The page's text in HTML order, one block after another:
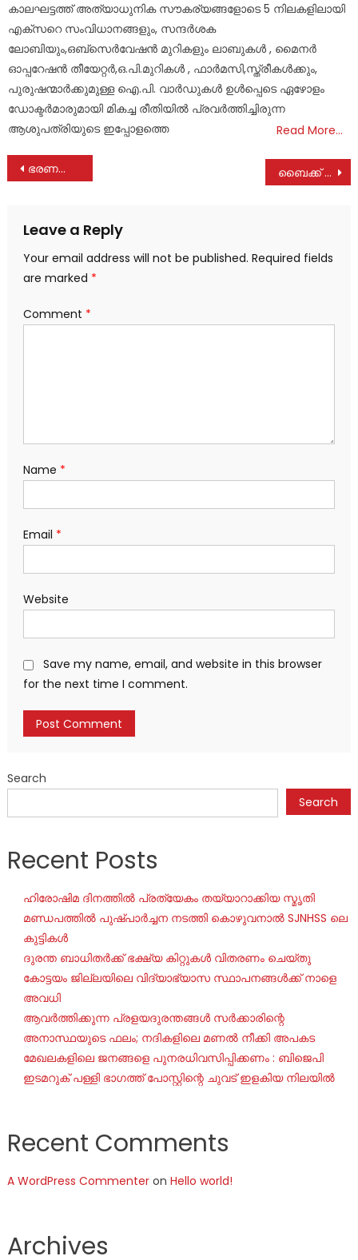
കാലഘട്ടത്ത് അത്യാധുനിക സൗകര്യങ്ങളോടെ 5 നിലകളിലായി
എക്സറെ സംവിധാനങ്ങളും, സന്ദർശക
ലോബിയും,ഒബ്സെർവേഷൻ മുറികളും ലാബുകൾ , മൈനർ
ഓപ്പറേഷൻ തീയേറ്റർ,ഒ.പി.മുറികൾ , ഫാർമസി,സ്ത്രീകൾക്കും,
പുരുഷന്മാർക്കുമുള്ള ഐ.പി. വാർഡുകൾ ഉൾപ്പെടെ ഏഴോളം
ഡോക്ടർമാരുമായി മികച്ച രീതിയിൽ പ്രവർത്തിച്ചിരുന്ന
ആശുപത്രിയുടെ ഇപ്പോളത്തെ
Read More…
Post
ഭരണങ്ങാനത്ത് ഫ്ലാറ്റിനു മുകളിൽ നിന്ന് വീണ് യുവാവ് മരിച്ചു ബൈക്ക് നിയന്ത്രണം വിട്ട് മറിഞ്ഞ് 2 പേർക്ക് പരുക്ക്
Leave a Reply
Your email address will not be published. Required fields
are marked *
Comment *
Name *
Email *
Website
Save my name, email, and website in this browser
for the next time I comment.
Search
Search
Recent Posts
ഹിരോഷിമ ദിനത്തിൽ പ്രത്യേകം തയ്യാറാക്കിയ സ്മൃതി
മണ്ഡപത്തിൽ പുഷ്പാർച്ചന നടത്തി കൊഴുവനാൽ SJNHSS ലെ
കുട്ടികൾ
ദുരന്ത ബാധിതർക്ക് ഭക്ഷ്യ കിറ്റുകൾ വിതരണം ചെയ്തു
കോട്ടയം ജില്ലയിലെ വിദ്യാഭ്യാസ സ്ഥാപനങ്ങൾക്ക് നാളെ
അവധി
ആവർത്തിക്കുന്ന പ്രളയദുരന്തങ്ങൾ സർക്കാരിന്റെ
അനാസ്ഥയുടെ ഫലം; നദികളിലെ മണൽ നീക്കി അപകട
മേഖലകളിലെ ജനങ്ങളെ പുനരധിവസിപ്പിക്കണം : ബിജെപി
ഇടമറുക് പള്ളി ഭാഗത്ത്‌ പോസ്റ്റിന്റെ ചുവട് ഇളകിയ നിലയിൽ
Recent Comments
A WordPress Commenteron Hello world!
Archives